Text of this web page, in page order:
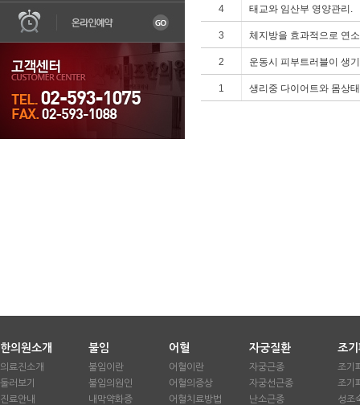
4 태교와 임산부 영양관리.
3 체지방을 효과적으로 연
2 운동시 피부트러블이 생
1 생리중 다이어트와 몸상
한의원소개
의료진소개
둘러보기
진료안내
불임
불임이란
불임의원인
내막약화증
어혈
어혈이란
어혈의증상
어혈치료방법
자궁질환
자궁근종
자궁선근종
난소근종
조
조기
조기
성조